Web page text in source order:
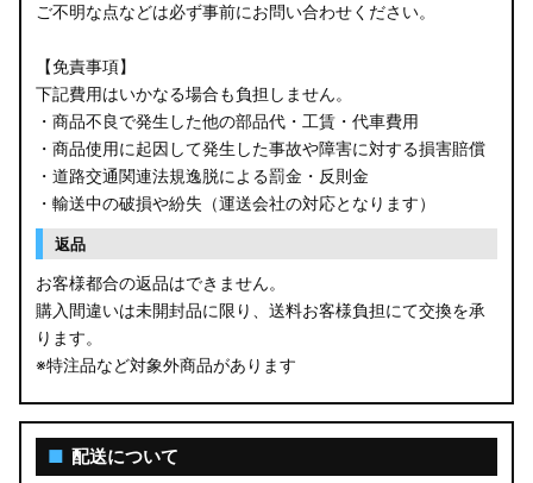
ご不明な点などは必ず事前にお問い合わせください。
【免責事項】
下記費用はいかなる場合も負担しません。
・商品不良で発生した他の部品代・工賃・代車費用
・商品使用に起因して発生した事故や障害に対する損害賠償
・道路交通関連法規逸脱による罰金・反則金
・輸送中の破損や紛失（運送会社の対応となります）
返品
お客様都合の返品はできません。
購入間違いは未開封品に限り、送料お客様負担にて交換を承
ります。
※特注品など対象外商品があります
■ 配送について